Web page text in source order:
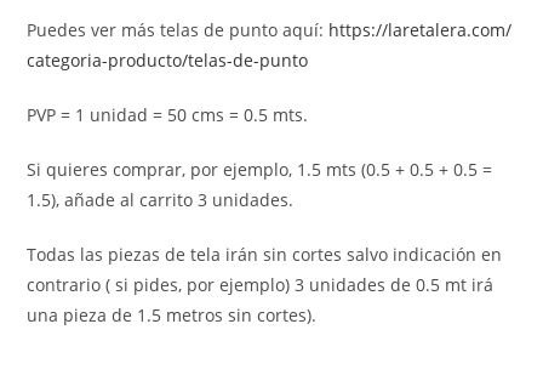
Puedes ver más telas de punto aquí: https://laretalera.com/
categoria-producto/telas-de-punto
PVP = 1 unidad = 50 cms = 0.5 mts.
Si quieres comprar, por ejemplo, 1.5 mts (0.5 + 0.5 + 0.5 =
1.5), añade al carrito 3 unidades.
Todas las piezas de tela irán sin cortes salvo indicación en
contrario ( si pides, por ejemplo) 3 unidades de 0.5 mt irá
una pieza de 1.5 metros sin cortes).